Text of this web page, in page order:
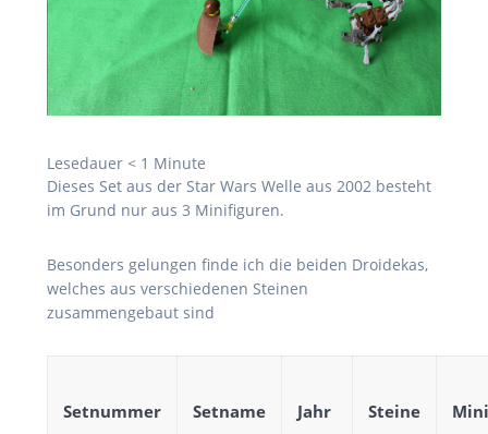
Lesedauer < 1 Minute
Dieses Set aus der Star Wars Welle aus 2002 besteht
im Grund nur aus 3 Minifiguren.
Besonders gelungen finde ich die beiden Droidekas,
welches aus verschiedenen Steinen
zusammengebaut sind
Setnummer Setname Jahr Steine